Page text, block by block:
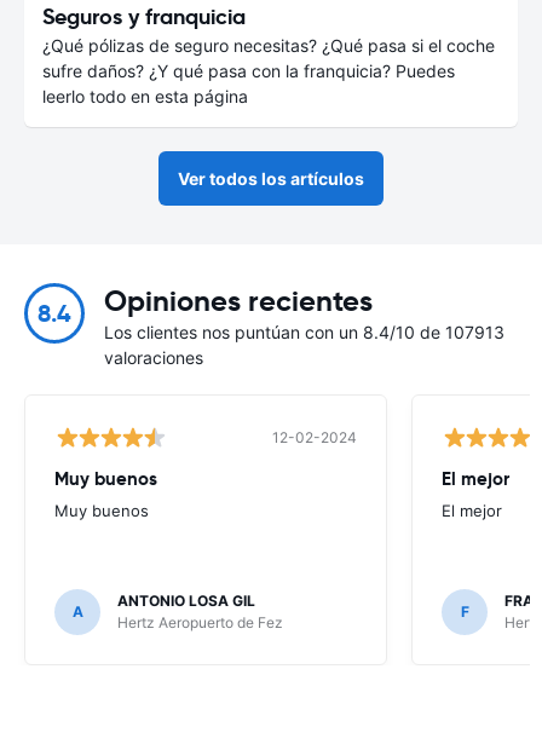
Seguros y franquicia
¿Qué pólizas de seguro necesitas? ¿Qué pasa si el coche
sufre daños? ¿Y qué pasa con la franquicia? Puedes
leerlo todo en esta página
Ver todos los artículos
8.4 Opiniones recientes
Los clientes nos puntúan con un 8.4/10 de 107913
valoraciones
12-02-2024
Muy buenos
Muy buenos
A
ANTONIO LOSA GIL
Hertz Aeropuerto de Fez
El mejor
El mejor
F